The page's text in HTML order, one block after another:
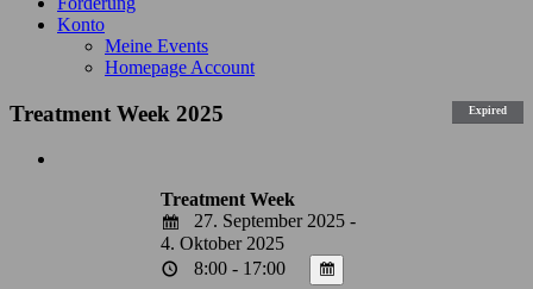
Konto
Meine Events
Homepage Account
Expired
Treatment Week 2025
Treatment Week
27. September 2025 -
4. Oktober 2025
8:00 - 17:00